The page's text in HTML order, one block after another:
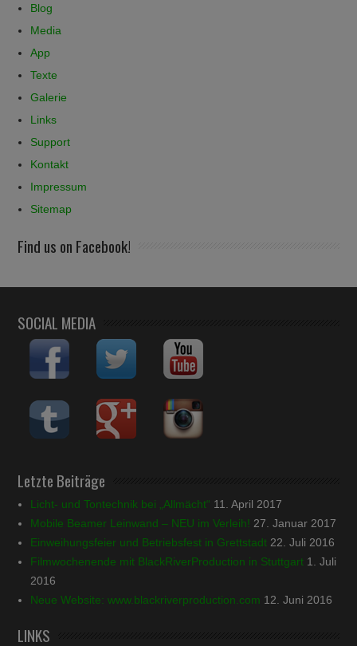
Blog
Media
App
Texte
Galerie
Links
Support
Kontakt
Impressum
Sitemap
Find us on Facebook!
SOCIAL MEDIA
Letzte Beiträge
Licht- und Tontechnik bei „Allmächt“ 11. April 2017
Mobile Beamer Leinwand – NEU im Verleih! 27. Januar 2017
Einweihungsfeier und Betriebsfest in Grettstadt 22. Juli 2016
Filmwochenende mit BlackRiverProduction in Stuttgart 1. Juli
2016
Neue Website: www.blackriverproduction.com 12. Juni 2016
LINKS